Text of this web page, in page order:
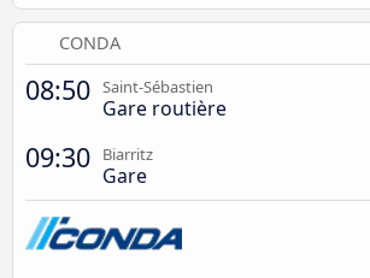
CONDA
08:50 Saint-Sébastien
Gare routière
09:30 Biarritz
Gare